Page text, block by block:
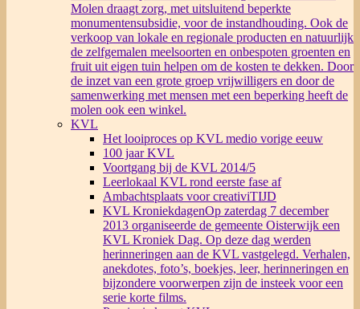
Molen draagt zorg, met uitsluitend beperkte
monumentensubsidie, voor de instandhouding. Ook de
verkoop van lokale en regionale producten en natuurlijk
de zelfgemalen meelsoorten en onbespoten groenten en
fruit uit eigen tuin helpen om de kosten te dekken. Door
de inzet van een grote groep vrijwilligers en door de
samenwerking met mensen met een beperking heeft de
molen ook een winkel.
KVL
Het looiproces op KVL medio vorige eeuw
100 jaar KVL
Voortgang bij de KVL 2014/5
Leerlokaal KVL rond eerste fase af
Ambachtsplaats voor creativiTIJD
KVL KroniekdagenOp zaterdag 7 december
2013 organiseerde de gemeente Oisterwijk een
KVL Kroniek Dag. Op deze dag werden
herinneringen aan de KVL vastgelegd. Verhalen,
anekdotes, foto’s, boekjes, leer, herinneringen en
bijzondere voorwerpen zijn de insteek voor een
serie korte films.